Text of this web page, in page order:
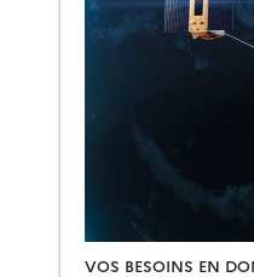
VOS BESOINS EN